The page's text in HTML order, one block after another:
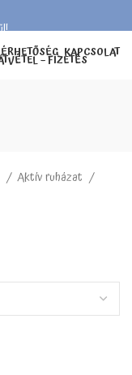
KAPCSOLAT
– FIZETÉS
Aktív ruházat